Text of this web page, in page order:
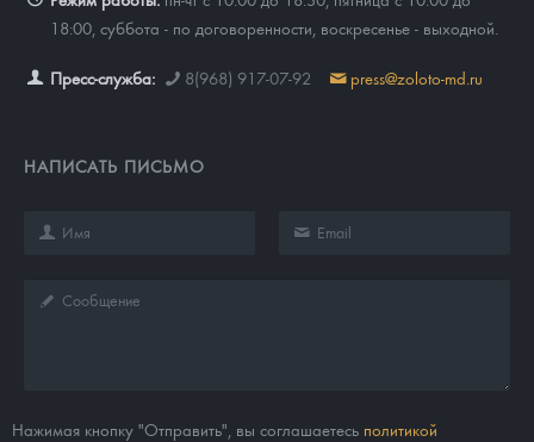
18:00, суббота - по договоренности, воскресенье - выходной.
Пресс-служба: 8(968) 917-07-92 press@zoloto-md.ru
НАПИСАТЬ ПИСЬМО
Нажимая кнопку "Отправить", вы соглашаетесь политикой